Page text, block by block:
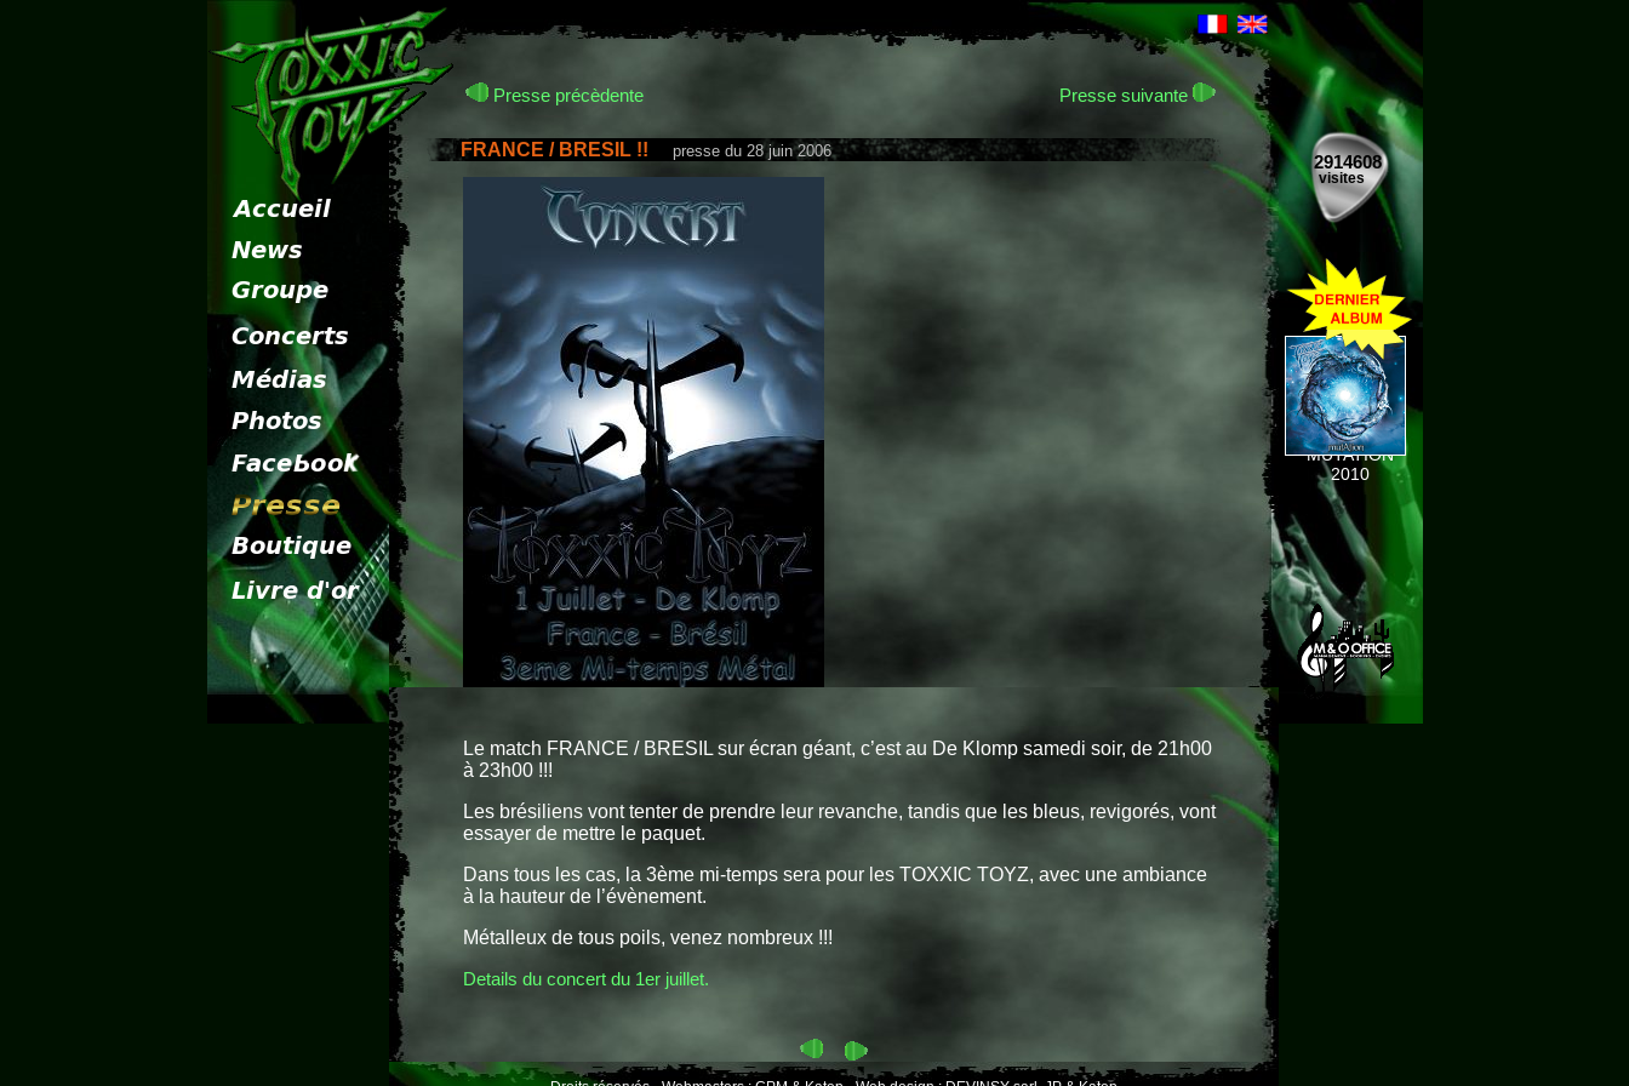
2914608
visites
MUTATION
2010
Presse précèdente Presse suivante
FRANCE / BRESIL !! presse du 28 juin 2006
Le match FRANCE / BRESIL sur écran géant, c’est au De Klomp samedi soir, de 21h00
à 23h00 !!!
Les brésiliens vont tenter de prendre leur revanche, tandis que les bleus, revigorés, vont
essayer de mettre le paquet.
Dans tous les cas, la 3ème mi-temps sera pour les TOXXIC TOYZ, avec une ambiance
à la hauteur de l’évènement.
Métalleux de tous poils, venez nombreux !!!
Details du concert du 1er juillet.